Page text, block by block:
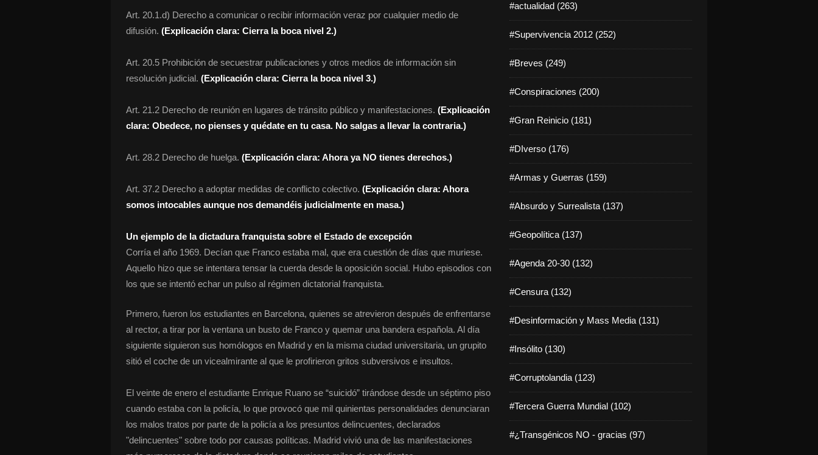
Art. 20.1.d) Derecho a comunicar o recibir información veraz por cualquier medio de
difusión. (Explicación clara: Cierra la boca nivel 2.)
Art. 20.5 Prohibición de secuestrar publicaciones y otros medios de información sin
resolución judicial. (Explicación clara: Cierra la boca nivel 3.)
Art. 21.2 Derecho de reunión en lugares de tránsito público y manifestaciones. (Explicación
clara: Obedece, no pienses y quédate en tu casa. No salgas a llevar la contraria.)
Art. 28.2 Derecho de huelga. (Explicación clara: Ahora ya NO tienes derechos.)
Art. 37.2 Derecho a adoptar medidas de conflicto colectivo. (Explicación clara: Ahora
somos intocables aunque nos demandéis judicialmente en masa.)
Un ejemplo de la dictadura franquista sobre el Estado de excepción
Corría el año 1969. Decían que Franco estaba mal, que era cuestión de días que muriese.
Aquello hizo que se intentara tensar la cuerda desde la oposición social. Hubo episodios con
los que se intentó echar un pulso al régimen dictatorial franquista.
Primero, fueron los estudiantes en Barcelona, quienes se atrevieron después de enfrentarse
al rector, a tirar por la ventana un busto de Franco y quemar una bandera española. Al día
siguiente siguieron sus homólogos en Madrid y en la misma ciudad universitaria, un grupito
sitió el coche de un vicealmirante al que le profirieron gritos subversivos e insultos.
El veinte de enero el estudiante Enrique Ruano se “suicidó” tirándose desde un séptimo piso
cuando estaba con la policía, lo que provocó que mil quinientas personalidades denunciaran
los malos tratos por parte de la policía a los presuntos delincuentes, declarados
"delincuentes" sobre todo por causas políticas. Madrid vivió una de las manifestaciones
#actualidad (263)
#Supervivencia 2012 (252)
#Breves (249)
#Conspiraciones (200)
#Gran Reinicio (181)
#DIverso (176)
#Armas y Guerras (159)
#Absurdo y Surrealista (137)
#Geopolítica (137)
#Agenda 20-30 (132)
#Censura (132)
#Desinformación y Mass Media (131)
#Insólito (130)
#Corruptolandia (123)
#Tercera Guerra Mundial (102)
#¿Transgénicos NO - gracias (97)